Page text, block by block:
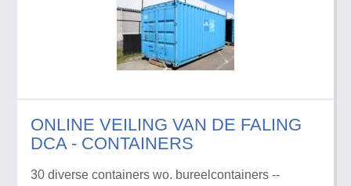
ONLINE VEILING VAN DE FALING
DCA - CONTAINERS
30 diverse containers wo. bureelcontainers --